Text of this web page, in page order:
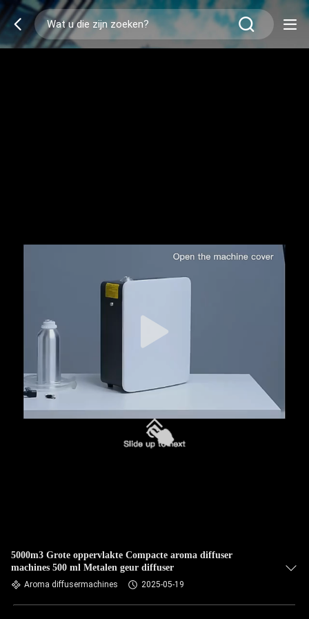
5000m3 Grote oppervlakte Compacte aroma diffuser
machines 500 ml Metalen geur diffuser
Aroma diffusermachines 2025-05-19